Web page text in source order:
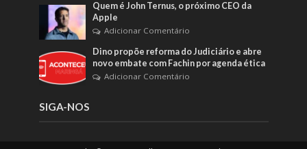
Quem é John Ternus, o próximo CEO da
Apple
Adicionar Comentário
Dino propõe reforma do Judiciário e abre
novo embate com Fachin por agenda ética
Adicionar Comentário
SIGA-NOS